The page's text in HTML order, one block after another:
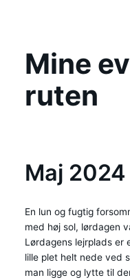
Mine
ruten
Maj 2024
En lun og fugtig
med høj sol, lørdagen
Lørdagens lejrplads er
lille plet helt nede ved
man ligge og lytte til